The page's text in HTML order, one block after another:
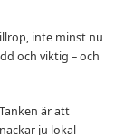
inte minst nu
och viktig – och
Tanken är att
ju lokal